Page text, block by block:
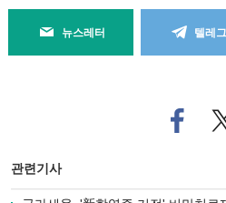
뉴스레터 텔레
페
이
로
트
터
관련기사